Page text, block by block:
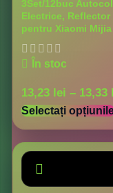
3Set/12buc
Electrice,
pentru Xiaomi Mijia
În stoc
13,23 lei – 13,33
Selectați